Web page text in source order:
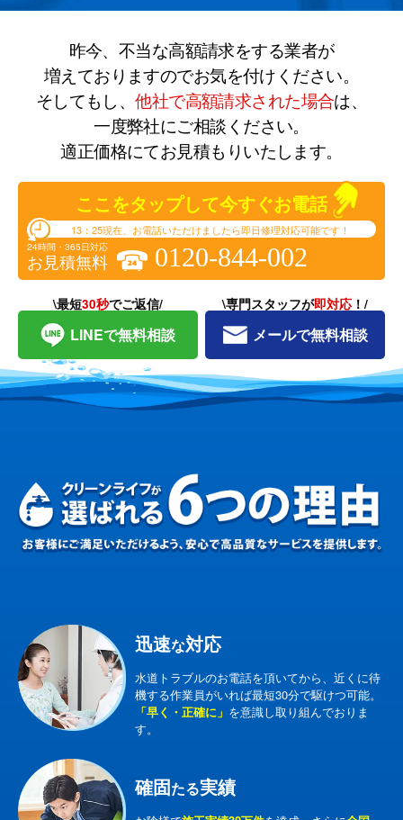
昨今、不当な高額請求をする業者が
増えておりますのでお気を付けください。
そしてもし、他社で高額請求された場合は、
一度弊社にご相談ください。
適正価格にてお見積もりいたします。
ここをタップして今すぐお電話
13：25現在、お電話いただけましたら即日修理対応可能です！
24時間・365日対応
お見積無料 0120-844-002
LINEで無料相談
\最短30秒でご返信/
メールで無料相談
\専門スタッフが即対応 ！/
迅速な対応
水道トラブルのお電話を頂いてから、近くに待
機する作業員がいれば最短30分で駆けつ可能。
「早く・正確に」 を意識し取り組んでおりま
す。
確固たる実績